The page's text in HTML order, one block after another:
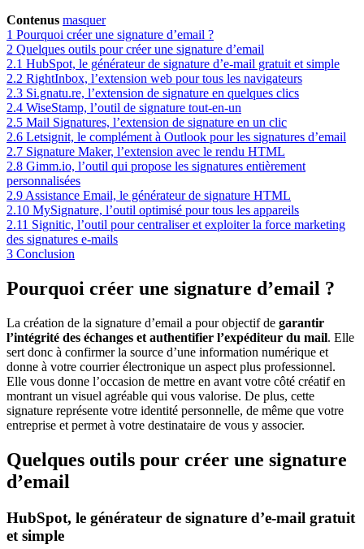
Contenus masquer
1 Pourquoi créer une signature d’email ?
2 Quelques outils pour créer une signature d’email
2.1 HubSpot, le générateur de signature d’e-mail gratuit et simple
2.2 RightInbox, l’extension web pour tous les navigateurs
2.3 Si.gnatu.re, l’extension de signature en quelques clics
2.4 WiseStamp, l’outil de signature tout-en-un
2.5 Mail Signatures, l’extension de signature en un clic
2.6 Letsignit, le complément à Outlook pour les signatures d’email
2.7 Signature Maker, l’extension avec le rendu HTML
2.8 Gimm.io, l’outil qui propose les signatures entièrement
personnalisées
2.9 Assistance Email, le générateur de signature HTML
2.10 MySignature, l’outil optimisé pour tous les appareils
2.11 Signitic, l’outil pour centraliser et exploiter la force marketing
des signatures e-mails
3 Conclusion
Pourquoi créer une signature d’email ?
La création de la signature d’email a pour objectif de garantir
l’intégrité des échanges et authentifier l’expéditeur du mail. Elle
sert donc à confirmer la source d’une information numérique et
donne à votre courrier électronique un aspect plus professionnel.
Elle vous donne l’occasion de mettre en avant votre côté créatif en
montrant un visuel agréable qui vous valorise. De plus, cette
signature représente votre identité personnelle, de même que votre
entreprise et permet à votre destinataire de vous y associer.
Quelques outils pour créer une signature
d’email
HubSpot, le générateur de signature d’e-mail gratuit
et simple